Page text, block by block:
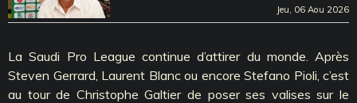
Jeu, 06 Aou 2026
La Saudi Pro League continue d’attirer du monde. Après
Steven Gerrard, Laurent Blanc ou encore Stefano Pioli, c’est
au tour de Christophe Galtier de poser ses valises sur le